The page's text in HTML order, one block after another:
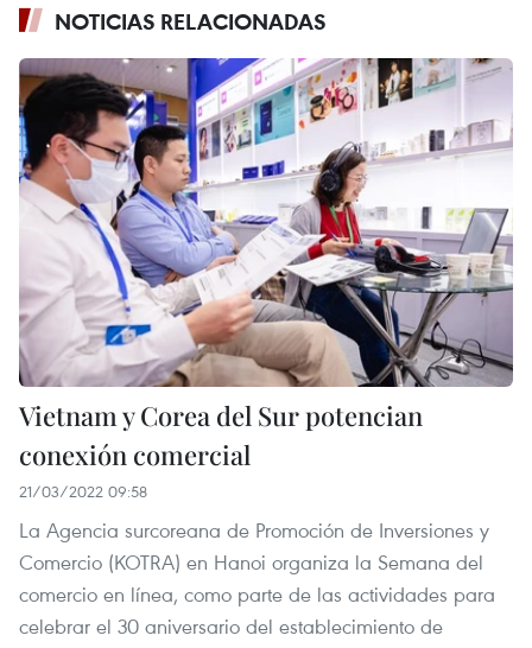
NOTICIAS RELACIONADAS
Vietnam y Corea del Sur potencian
conexión comercial
21/03/2022 09:58
La Agencia surcoreana de Promoción de Inversiones y
Comercio (KOTRA) en Hanoi organiza la Semana del
comercio en línea, como parte de las actividades para
celebrar el 30 aniversario del establecimiento de